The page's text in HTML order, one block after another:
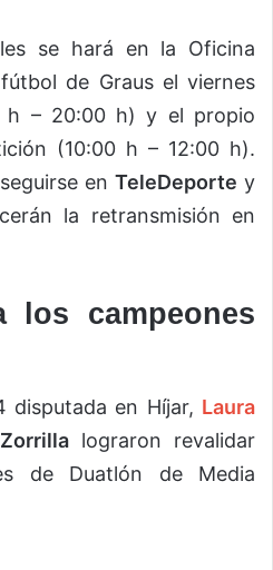
se hará en la Oficina
de Graus el viernes
h – 20:00 h) y el propio
(10:00 h – 12:00 h).
en TeleDeporte y
la retransmisión en
los campeones
disputada en Híjar, Laura
lograron revalidar
de Duatlón de Media